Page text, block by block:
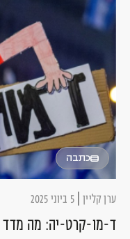
כתבה
ערן קליין 5 ביוני 2025
ד-מו-קרט-יה: מה מדד